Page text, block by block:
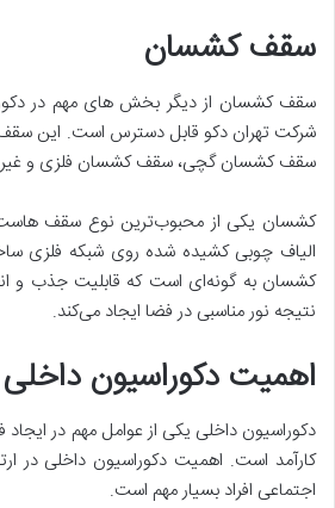
سقف کشسان
سقف کشسان از دیگر بخش های مهم در
شرکت تهران دکو قابل دسترس است. این
سقف کشسان گچی، سقف کشسان فلزی و غیره
کشسان یکی از محبوب‌ترین نوع سقف
الیاف چوبی کشیده شده روی شبکه فلزی
کشسان به گونه‌ای است که قابلیت جذب و
نتیجه نور مناسبی در فضا ایجاد می‌کند.
اهمیت دکوراسیون داخلی
دکوراسیون داخلی یکی از عوامل مهم در
کارآمد است. اهمیت دکوراسیون داخلی در
اجتماعی افراد بسیار مهم است.